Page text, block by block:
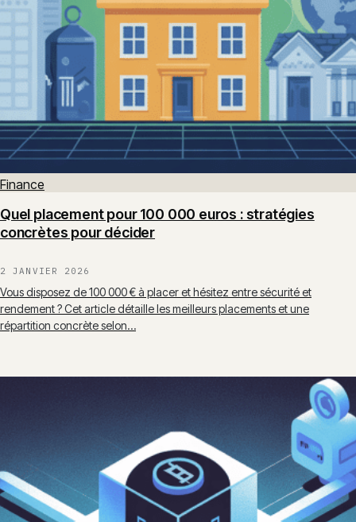
Finance
Quel placement pour 100 000 euros : stratégies
concrètes pour décider
2 JANVIER 2026
Vous disposez de 100 000 € à placer et hésitez entre sécurité et
rendement ? Cet article détaille les meilleurs placements et une
répartition concrète selon…